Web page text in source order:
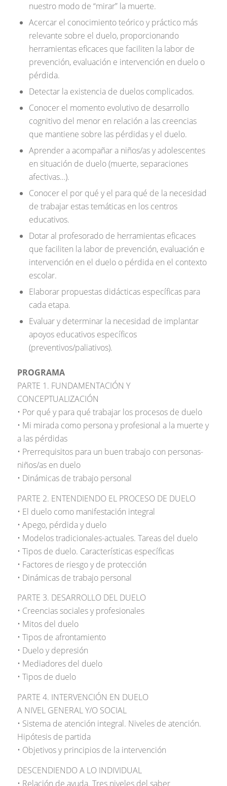
nuestro modo de “mirar” la muerte.
Acercar el conocimiento teórico y práctico más
relevante sobre el duelo, proporcionando
herramientas eficaces que faciliten la labor de
prevención, evaluación e intervención en duelo o
pérdida.
Detectar la existencia de duelos complicados.
Conocer el momento evolutivo de desarrollo
cognitivo del menor en relación a las creencias
que mantiene sobre las pérdidas y el duelo.
Aprender a acompañar a niños/as y adolescentes
en situación de duelo (muerte, separaciones
afectivas…).
Conocer el por qué y el para qué de la necesidad
de trabajar estas temáticas en los centros
educativos.
Dotar al profesorado de herramientas eficaces
que faciliten la labor de prevención, evaluación e
intervención en el duelo o pérdida en el contexto
escolar.
Elaborar propuestas didácticas específicas para
cada etapa.
Evaluar y determinar la necesidad de implantar
apoyos educativos específicos
(preventivos/paliativos).
PROGRAMA
PARTE 1. FUNDAMENTACIÓN Y
CONCEPTUALIZACIÓN
• Por qué y para qué trabajar los procesos de duelo
• Mi mirada como persona y profesional a la muerte y
a las pérdidas
• Prerrequisitos para un buen trabajo con personas-
niños/as en duelo
• Dinámicas de trabajo personal
PARTE 2. ENTENDIENDO EL PROCESO DE DUELO
• El duelo como manifestación integral
• Apego, pérdida y duelo
• Modelos tradicionales-actuales. Tareas del duelo
• Tipos de duelo. Características específicas
• Factores de riesgo y de protección
• Dinámicas de trabajo personal
PARTE 3. DESARROLLO DEL DUELO
• Creencias sociales y profesionales
• Mitos del duelo
• Tipos de afrontamiento
• Duelo y depresión
• Mediadores del duelo
• Tipos de duelo
PARTE 4. INTERVENCIÓN EN DUELO
A NIVEL GENERAL Y/O SOCIAL
• Sistema de atención integral. Niveles de atención.
Hipótesis de partida
• Objetivos y principios de la intervención
DESCENDIENDO A LO INDIVIDUAL
• Relación de ayuda. Tres niveles del saber